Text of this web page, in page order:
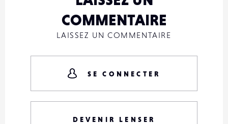
COMMENTAIRE
LAISSEZ UN COMMENTAIRE
SE CONNECTER
DEVENIR LENSER